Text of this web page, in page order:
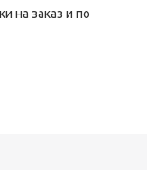
на заказ и по